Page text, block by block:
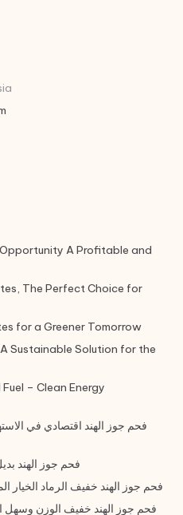
A Profitable and
The Perfect Choice for
for a Greener Tomorrow
Sustainable Solution for the
– Clean Energy
فحم جوز الهند اقتصادي في
فحم جوز الهند
فحم جوز الهند خفيف الرماد الخيار
فحم جوز الهند خفيف الوزن وسهل